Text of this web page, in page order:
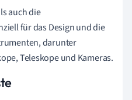
auch die
für das Design und die
darunter
Teleskope und Kameras.